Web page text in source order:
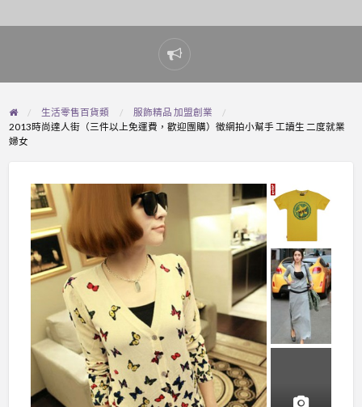
Report
problem
生活零售百貨類
服飾精品 加盟創業
2013時尚達人街（三件以上免運費，歡迎團購）徵網拍小幫手 工讀生 二度就業
婦女